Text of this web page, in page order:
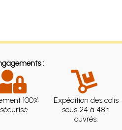
:
100%
sécurisé
Expédition des colis
sous 24 à 48h
ouvrés.